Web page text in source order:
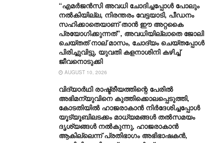
“എമർജൻസി അവധി ചോദിച്ചപ്പോൾ പോലും
നല്‍കിയില്ല, നിരന്തരം വേട്ടയാടി, പീഡനം
സഹിക്കാതെയാണ് താൻ ഈ അറ്റകൈ
പ്രയോഗിക്കുന്നത്”, അവധിയില്ലാതെ ജോലി
ചെയ്തത് നാല് മാസം, ചോദ്യം ചെയ്തപ്പോള്‍
പിരിച്ചുവിട്ടു, യുവതി കളനാശിനി കഴിച്ച്
ജീവനൊടുക്കി
AUGUST 10, 2026
വിദ്യാർഥി രാഷ്ട്രീയത്തിന്റെ പേരിൽ
അഭിമന്യുവിനെ കുത്തിക്കൊലപ്പെടുത്തി,
കോടതിയിൽ ഹാജരാകാൻ നിർദേശിച്ചപ്പോൾ
യൂട്യൂബിലടക്കം മാധ്യമങ്ങൾ തൽസമയം
ദൃശ്യങ്ങൾ നൽകുന്നു, ഹാജരാകാൻ
ആകില്ലെന്ന് പ്രതിഭാ​ഗം അഭിഭാഷകൻ,